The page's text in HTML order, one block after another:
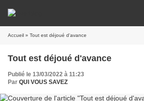
Accueil » Tout est déjoué d'avance
Tout est déjoué d'avance
Publié le 13/03/2022 à 11:23
Par QUI VOUS SAVEZ